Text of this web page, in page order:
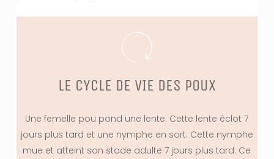
LE CYCLE DE VIE DES POUX
Une femelle pou pond une lente. Cette lente éclot 7
jours plus tard et une nymphe en sort. Cette nymphe
mue et atteint son stade adulte 7 jours plus tard. Ce